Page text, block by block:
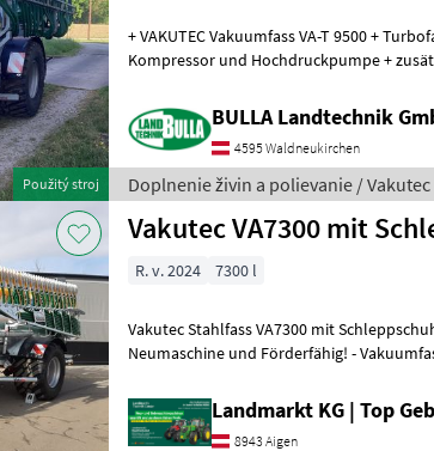
Použitý stroj
+ VAKUTEC Vakuumfass VA-T 9500 +
Kompressor und Hochdruckpumpe +
BULLA Landtechnik
4595 Waldneukirchen
Doplnenie živin a polievanie / Vakutec
Vakutec VA7300 mit
R. v. 2024 7300 l
Vakutec Stahlfass VA7300 mit
Neumaschine und Förderfähig! - Vakuumfass mit 7300 Liter Füllmenge
Landmarkt KG | Top
8943 Aigen